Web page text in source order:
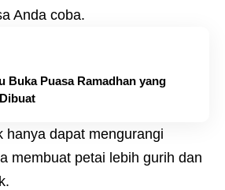
Anda coba.
Buka Puasa Ramadhan yang
hanya dapat mengurangi
membuat petai lebih gurih dan